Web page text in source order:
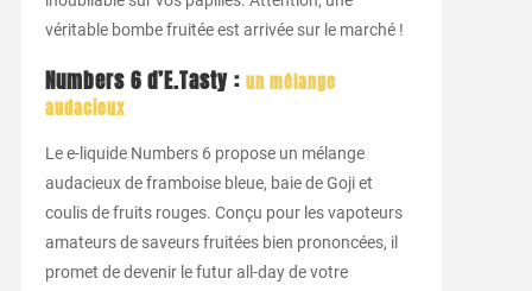
véritable bombe fruitée est arrivée sur le marché !
Numbers 6 d’E.Tasty : un mélange
audacieux
Le e-liquide Numbers 6 propose un mélange
audacieux de framboise bleue, baie de Goji et
coulis de fruits rouges. Conçu pour les vapoteurs
amateurs de saveurs fruitées bien prononcées, il
promet de devenir le futur all-day de votre